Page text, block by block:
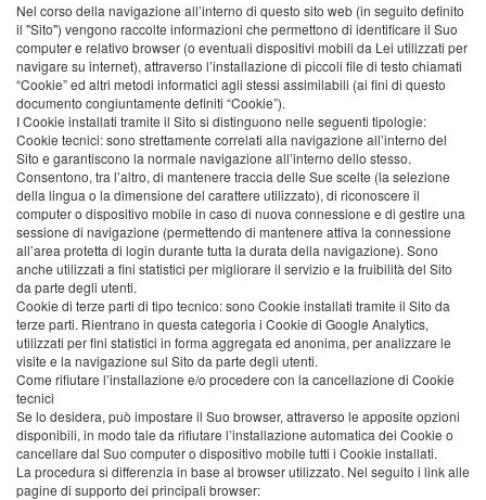
Nel corso della navigazione all’interno di questo sito web (in seguito definito
il "Sito") vengono raccolte informazioni che permettono di identificare il Suo
computer e relativo browser (o eventuali dispositivi mobili da Lei utilizzati per
navigare su internet), attraverso l’installazione di piccoli file di testo chiamati
“Cookie” ed altri metodi informatici agli stessi assimilabili (ai fini di questo
documento congiuntamente definiti “Cookie”).
I Cookie installati tramite il Sito si distinguono nelle seguenti tipologie:
Cookie tecnici: sono strettamente correlati alla navigazione all’interno del
Sito e garantiscono la normale navigazione all’interno dello stesso.
Consentono, tra l’altro, di mantenere traccia delle Sue scelte (la selezione
della lingua o la dimensione del carattere utilizzato), di riconoscere il
computer o dispositivo mobile in caso di nuova connessione e di gestire una
sessione di navigazione (permettendo di mantenere attiva la connessione
all’area protetta di login durante tutta la durata della navigazione). Sono
anche utilizzati a fini statistici per migliorare il servizio e la fruibilità del Sito
da parte degli utenti.
Cookie di terze parti di tipo tecnico: sono Cookie installati tramite il Sito da
terze parti. Rientrano in questa categoria i Cookie di Google Analytics,
utilizzati per fini statistici in forma aggregata ed anonima, per analizzare le
visite e la navigazione sul Sito da parte degli utenti.
Come rifiutare l’installazione e/o procedere con la cancellazione di Cookie
tecnici
Se lo desidera, può impostare il Suo browser, attraverso le apposite opzioni
disponibili, in modo tale da rifiutare l’installazione automatica dei Cookie o
cancellare dal Suo computer o dispositivo mobile tutti i Cookie installati.
La procedura si differenzia in base al browser utilizzato. Nel seguito i link alle
pagine di supporto dei principali browser: